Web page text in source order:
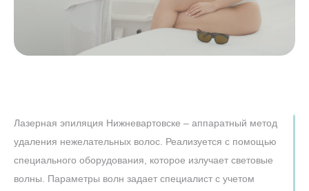
Лазерная эпиляция Нижневартовске – аппаратный метод
удаления нежелательных волос. Реализуется с помощью
специального оборудования, которое излучает световые
волны. Параметры волн задает специалист с учетом